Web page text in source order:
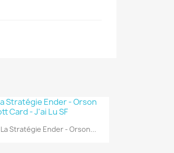
Aperçu rapide
La Stratégie Ender - Orson...